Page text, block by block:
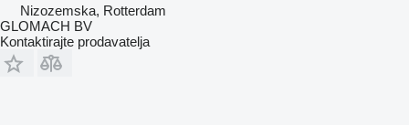
Nizozemska, Rotterdam
GLOMACH BV
Kontaktirajte prodavatelja